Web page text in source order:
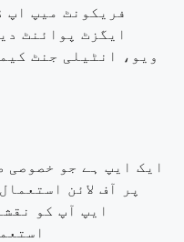
فریکونٹ میپ اپ
ایگزٹ پوائنٹ
ویو، انٹیلی جنٹ
پر آف لائن
ایپ آپ کو